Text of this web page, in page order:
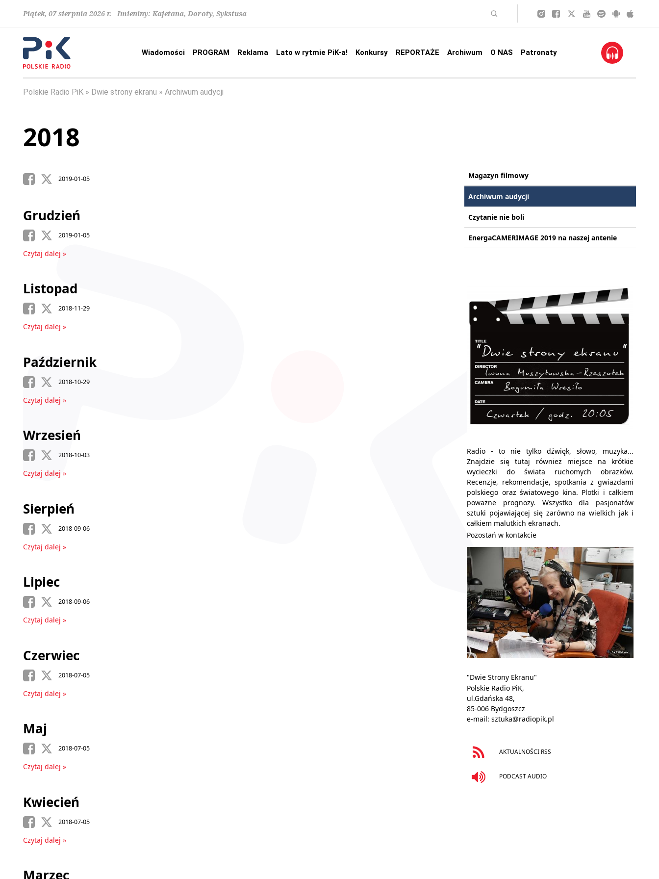
Piątek, 07 sierpnia 2026 r. Imieniny: Kajetana, Doroty, Sykstusa
Wiadomości PROGRAM Reklama Lato w rytmie PiK-a! Konkursy REPORTAŻE Archiwum O NAS Patronaty
Polskie Radio PiK Dwie strony ekranu Archiwum audycji
2018
2019-01-05
Grudzień
2019-01-05
Czytaj dalej »
Listopad
2018-11-29
Czytaj dalej »
Październik
2018-10-29
Czytaj dalej »
Wrzesień
2018-10-03
Czytaj dalej »
Sierpień
2018-09-06
Czytaj dalej »
Lipiec
2018-09-06
Czytaj dalej »
Czerwiec
2018-07-05
Czytaj dalej »
Maj
2018-07-05
Czytaj dalej »
Kwiecień
2018-07-05
Czytaj dalej »
Marzec
Magazyn filmowy
Archiwum audycji
Czytanie nie boli
EnergaCAMERIMAGE 2019 na naszej antenie
Radio - to nie tylko dźwięk, słowo, muzyka...
Znajdzie się tutaj również miejsce na krótkie
wycieczki do świata ruchomych obrazków.
Recenzje, rekomendacje, spotkania z gwiazdami
polskiego oraz światowego kina. Plotki i całkiem
poważne prognozy. Wszystko dla pasjonatów
sztuki pojawiającej się zarówno na wielkich jak i
całkiem malutkich ekranach.
Pozostań w kontakcie
"Dwie Strony Ekranu"
Polskie Radio PiK,
ul.Gdańska 48,
85-006 Bydgoszcz
e-mail: sztuka@radiopik.pl
AKTUALNOŚCI RSS
PODCAST AUDIO